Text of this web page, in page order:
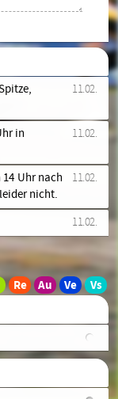
11.02.
11.02.
in
11.02.
Uhr nach
nicht.
11.02.